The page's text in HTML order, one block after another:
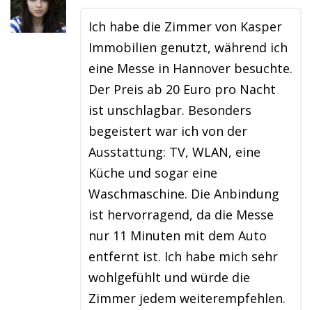
Ich habe die Zimmer von Kasper
Immobilien genutzt, während ich
eine Messe in Hannover besuchte.
Der Preis ab 20 Euro pro Nacht
ist unschlagbar. Besonders
begeistert war ich von der
Ausstattung: TV, WLAN, eine
Küche und sogar eine
Waschmaschine. Die Anbindung
ist hervorragend, da die Messe
nur 11 Minuten mit dem Auto
entfernt ist. Ich habe mich sehr
wohlgefühlt und würde die
Zimmer jedem weiterempfehlen.